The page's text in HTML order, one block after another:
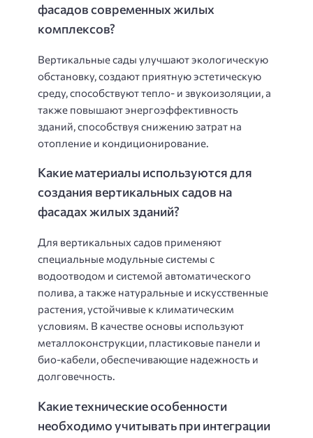
фасадов современных жилых
комплексов?
Вертикальные сады улучшают экологическую
обстановку, создают приятную эстетическую
среду, способствуют тепло- и звукоизоляции, а
также повышают энергоэффективность
зданий, способствуя снижению затрат на
отопление и кондиционирование.
Какие материалы используются для
создания вертикальных садов на
фасадах жилых зданий?
Для вертикальных садов применяют
специальные модульные системы с
водоотводом и системой автоматического
полива, а также натуральные и искусственные
растения, устойчивые к климатическим
условиям. В качестве основы используют
металлоконструкции, пластиковые панели и
био-кабели, обеспечивающие надежность и
долговечность.
Какие технические особенности
необходимо учитывать при интеграции